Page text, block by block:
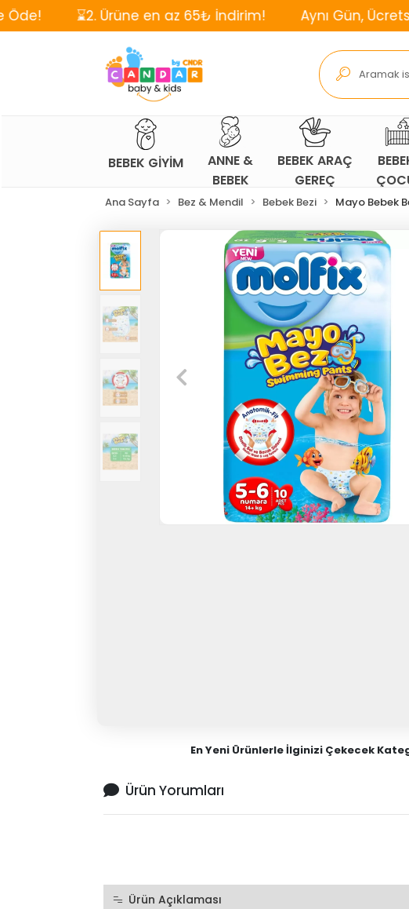
⌛2. Ürüne en az 65₺ İndirim! Aynı Gün, Ücretsiz Kargo!
BEBEK GİYİM
ANNE &
BEBEK
BEBEK ARAÇ
GEREÇ
Ana Sayfa Bez & Mendil Bebek Bezi Mayo Bebek
En Yeni Ürünlerle İlginizi Çekecek
Ürün Yorumları
Ürün Açıklaması